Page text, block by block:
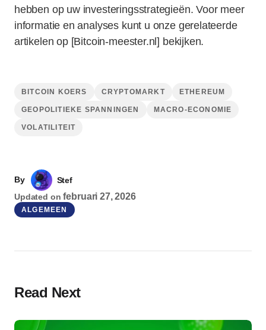
hebben op uw investeringsstrategieën. Voor meer
informatie en analyses kunt u onze gerelateerde
artikelen op [Bitcoin-meester.nl] bekijken.
BITCOIN KOERS CRYPTOMARKT ETHEREUM
GEOPOLITIEKE SPANNINGEN MACRO-ECONOMIE
VOLATILITEIT
By
Stef
Updated on februari 27, 2026
ALGEMEEN
Read Next